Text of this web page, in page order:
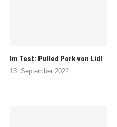
Im Test: Pulled Pork von Lidl
13. September 2022